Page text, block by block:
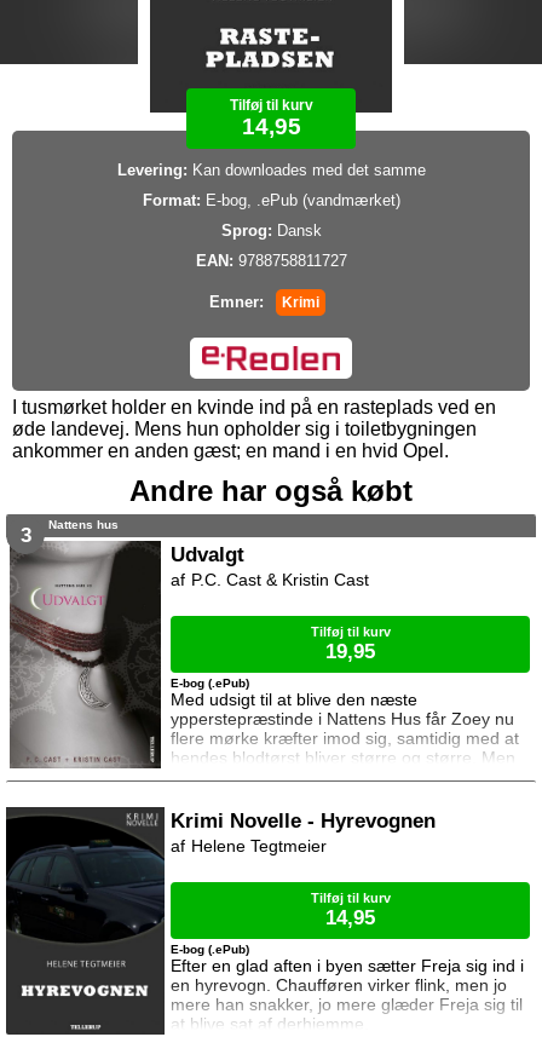
Tilføj til kurv
14,95
Levering: Kan downloades med det samme
Format: E-bog, .ePub (vandmærket)
Sprog: Dansk
EAN: 9788758811727
Emner: Krimi
I tusmørket holder en kvinde ind på en rasteplads ved en
øde landevej. Mens hun opholder sig i toiletbygningen
ankommer en anden gæst; en mand i en hvid Opel.
Andre har også købt
3 Nattens hus
Udvalgt
Med udsigt til at blive den næste
ypperstepræstinde i Nattens Hus får Zoey nu
flere mørke kræfter imod sig, samtidig med at
hendes blodtørst bliver større og større. Men
Zoey har også andre problemer. Hun har tre
og på grund af manglende tillid er hendes
venner så småt begyndt at vende hende
ryggen. Hemmelighederne og intrigerne hober
E-bog (.ePub)
P.C. Cast & Kristin Cast
Tilføj til kurv
19,95
Krimi Novelle - Hyrevognen
Efter en glad aften i byen sætter Freja sig ind i
en hyrevogn. Chaufføren virker flink, men jo
mere han snakker, jo mere glæder Freja sig til
at blive sat af derhjemme.
E-bog (.ePub)
Helene Tegtmeier
Tilføj til kurv
14,95